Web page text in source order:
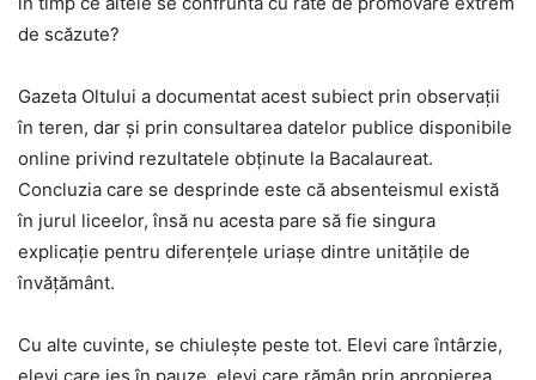
de scăzute?
Gazeta Oltului a documentat acest subiect prin observații
în teren, dar și prin consultarea datelor publice disponibile
online privind rezultatele obținute la Bacalaureat.
Concluzia care se desprinde este că absenteismul există
în jurul liceelor, însă nu acesta pare să fie singura
explicație pentru diferențele uriașe dintre unitățile de
învățământ.
Cu alte cuvinte, se chiulește peste tot. Elevi care întârzie,
elevi care ies în pauze, elevi care rămân prin apropierea